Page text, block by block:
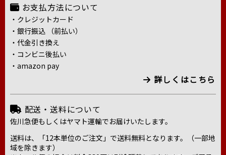
お支払方法について
・クレジットカード
・銀行振込 （前払い）
・代金引き換え
・コンビニ後払い
・amazon pay
詳しくはこちら
配送・送料について
佐川急便もしくはヤマト運輸でお届けいたします。
送料は、「12本単位のご注文」で送料無料となります。（一部地
域を除きます）